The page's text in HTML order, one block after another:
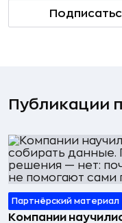
Публикации
Партнёрский материал
Компании